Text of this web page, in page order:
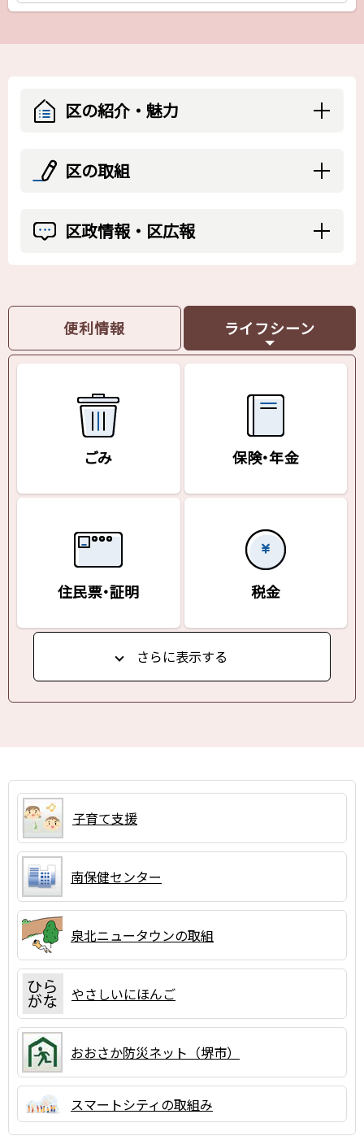
区の紹介・魅力
区の取組
区政情報・区広報
便利情報 ライフシーン
ごみ 保険・年金
住民票・証明 税金
さらに表示する
子育て支援
南保健センター
泉北ニュータウンの取組
やさしいにほんご
おおさか防災ネット（堺市）
スマートシティの取組み